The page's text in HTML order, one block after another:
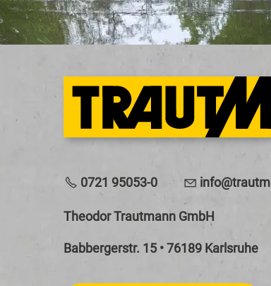
0721 95053-0 nf tr tm
Theodor Trautmann GmbH
Babbergerstr. 15 • 76189 Karlsruhe